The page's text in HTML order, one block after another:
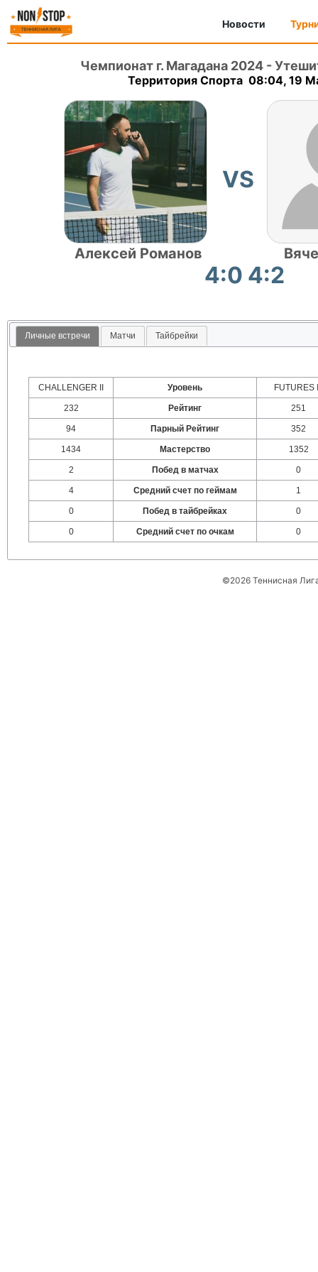
Новости
Чемпионат г. Магадана 2024 -
Территория Спорта 08:04, 19
Алексей Романов
VS
4:0 4:2
Личные встречи Матчи Тайбрейки
CHALLENGER II Уровень FUTURES
232 Рейтинг 251
94 Парный Рейтинг 352
1434 Мастерство 1352
2 Побед в матчах 0
4 Средний счет по геймам 1
0 Побед в тайбрейках 0
0 Средний счет по очкам 0
©2026 Теннисная